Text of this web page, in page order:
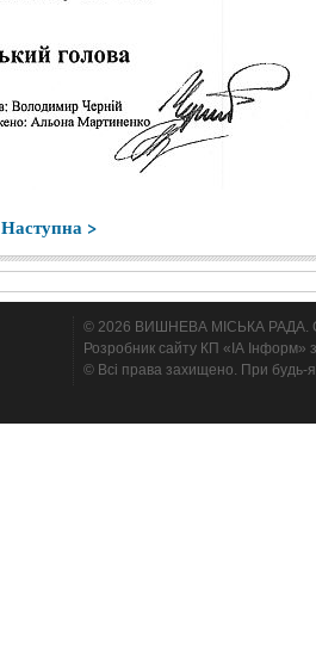
Наступна >
© 2026 ВИШНЕВА МІСЬКА РАДА.
Розробник сайту КП «ІА Інформ»
© Всі права захищено. При будь-